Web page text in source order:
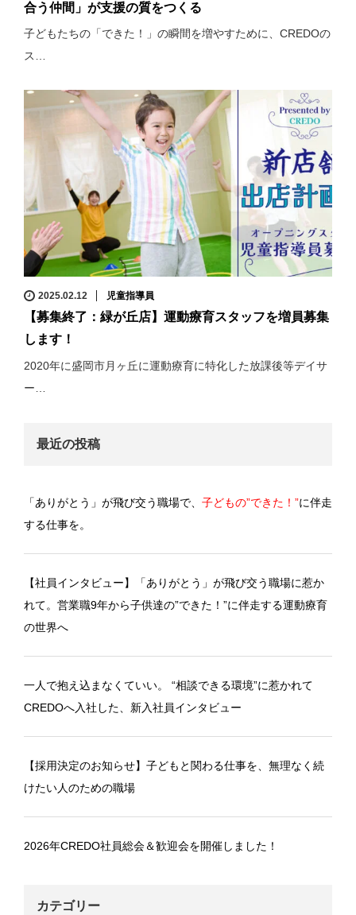
合う仲間」が支援の質をつくる
子どもたちの「できた！」の瞬間を増やすために、CREDOの
ス…
2025.02.12 児童指導員
【募集終了：緑が丘店】運動療育スタッフを増員募集
します！
2020年に盛岡市月ヶ丘に運動療育に特化した放課後等デイサ
ー…
最近の投稿
「ありがとう」が飛び交う職場で、 子どもの”できた！”に伴走
する仕事を。
【社員インタビュー】「ありがとう」が飛び交う職場に惹か
れて。営業職9年から子供達の”できた！”に伴走する運動療育
の世界へ
一人で抱え込まなくていい。 “相談できる環境”に惹かれて
CREDOへ入社した、新入社員インタビュー
【採用決定のお知らせ】子どもと関わる仕事を、無理なく続
けたい人のための職場
2026年CREDO社員総会＆歓迎会を開催しました！
カテゴリー